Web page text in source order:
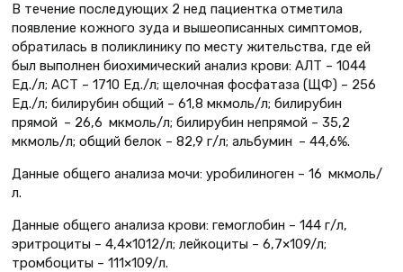
В течение последующих 2 нед пациентка отметила
появление кожного зуда и вышеописанных симптомов,
обратилась в поликлинику по месту жительства, где ей
был выполнен биохимический анализ крови: АЛТ – 1044
Ед./л; АСТ – 1710 Ед./л; щелочная фосфатаза (ЩФ) – 256
Ед./л; билирубин общий – 61,8 мкмоль/л; билирубин
прямой – 26,6 мкмоль/л; билирубин непрямой – 35,2
мкмоль/л; общий белок – 82,9 г/л; альбумин – 44,6%.
Данные общего анализа мочи: уробилиноген – 16 мкмоль/
л.
Данные общего анализа крови: гемоглобин – 144 г/л,
эритроциты – 4,4×1012/л; лейкоциты – 6,7×109/л;
тромбоциты – 111×109/л.